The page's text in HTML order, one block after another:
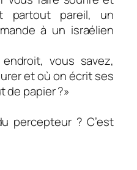
partout pareil, un
à un israélien
vous savez,
et où on écrit ses
de papier ?»
percepteur ? C’est